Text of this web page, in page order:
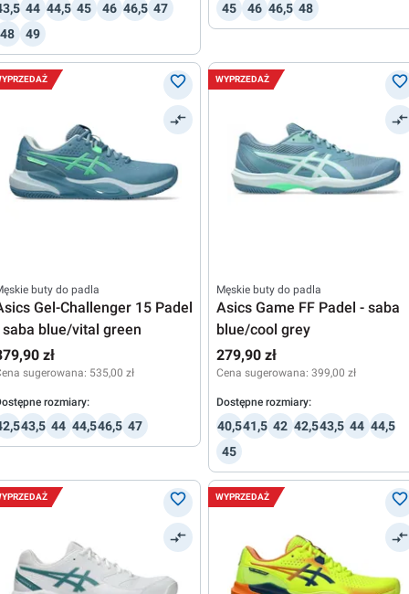
44 44,5 45 46 46,5 47
48
49
45
46 46,5 48
buty do padla
Gel-Challenger 15 Padel
saba blue/vital green
zł
sugerowana: 535,00 zł
rozmiary:
43,5 44 44,546,5 47
WYPRZEDAŻ
Męskie buty do padla
Asics Game FF Padel - saba
blue/cool grey
279,90 zł
Cena sugerowana: 399,00 zł
Dostępne rozmiary:
40,541,5 42 42,543,5 44 44,5
45
WYPRZEDAŻ